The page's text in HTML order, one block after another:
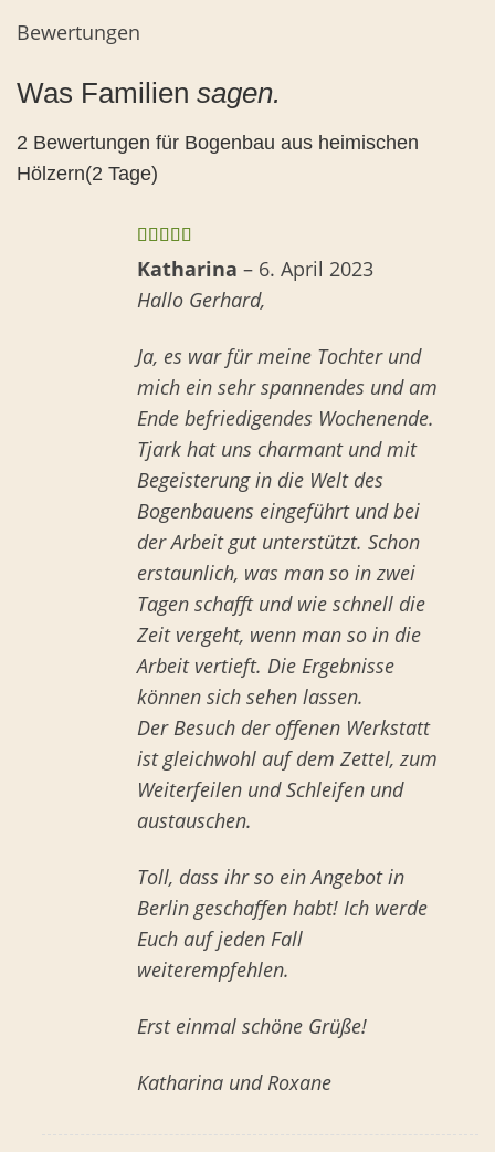
Bewertungen
Was Familien sagen.
2 Bewertungen für Bogenbau aus heimischen
Hölzern(2 Tage)
Bewertet
mit5von 5
Katharina– 6. April 2023
Hallo Gerhard,
Ja, es war für meine Tochter und
mich ein sehr spannendes und am
Ende befriedigendes Wochenende.
Tjark hat uns charmant und mit
Begeisterung in die Welt des
Bogenbauens eingeführt und bei
der Arbeit gut unterstützt. Schon
erstaunlich, was man so in zwei
Tagen schafft und wie schnell die
Zeit vergeht, wenn man so in die
Arbeit vertieft. Die Ergebnisse
können sich sehen lassen.
Der Besuch der offenen Werkstatt
ist gleichwohl auf dem Zettel, zum
Weiterfeilen und Schleifen und
austauschen.
Toll, dass ihr so ein Angebot in
Berlin geschaffen habt! Ich werde
Euch auf jeden Fall
weiterempfehlen.
Erst einmal schöne Grüße!
Katharina und Roxane